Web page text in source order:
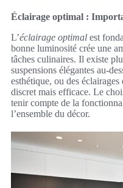
Éclairage optimal :
L’éclairage optimal est
bonne luminosité crée une
tâches culinaires. Il existe
suspensions élégantes au-
esthétique, ou des
discret mais efficace. Le
tenir compte de la
l’ensemble du décor.